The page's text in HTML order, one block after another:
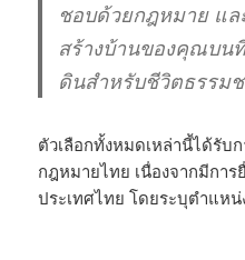
ชอบด้วยกฎหมาย แ
สร้างบ้านของคุณบน
ดินสำหรับชีวิตธรรม
ตัวเลือกทั้งหมดเหล่านี้ได้รับ
กฎหมายไทย เนื่องจากมีกา
ประเทศไทย โดยระบุตำแห